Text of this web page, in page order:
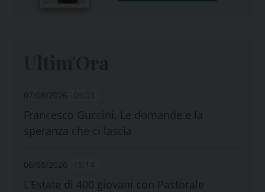
07/08/2026
Francesco Guccini. Le domande e la
speranza che ci lascia
06/08/2026
L’Estate di 400 giovani con Pastorale